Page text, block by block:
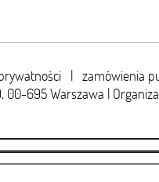
| zamówienia
00-695 Warszawa |